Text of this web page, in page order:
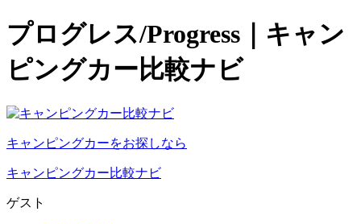
プログレス/Progress｜キャン
ピングカー比較ナビ
キャンピングカーをお探しなら
キャンピングカー比較ナビ
ゲスト